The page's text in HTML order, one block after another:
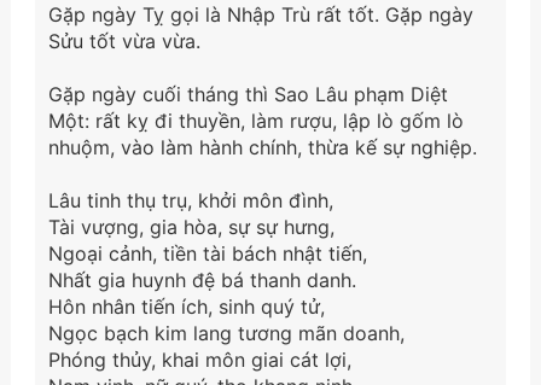
Gặp ngày Tỵ gọi là Nhập Trù rất tốt. Gặp ngày
Sửu tốt vừa vừa.
Gặp ngày cuối tháng thì Sao Lâu phạm Diệt
Một: rất kỵ đi thuyền, làm rượu, lập lò gốm lò
nhuộm, vào làm hành chính, thừa kế sự nghiệp.
Lâu tinh thụ trụ, khởi môn đình,
Tài vượng, gia hòa, sự sự hưng,
Ngoại cảnh, tiền tài bách nhật tiến,
Nhất gia huynh đệ bá thanh danh.
Hôn nhân tiến ích, sinh quý tử,
Ngọc bạch kim lang tương mãn doanh,
Phóng thủy, khai môn giai cát lợi,